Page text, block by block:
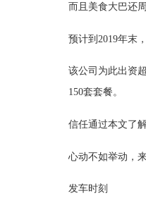
而且美食大巴还
预计到2019年末
该公司为此出资
150套套餐。
信任通过本文了
心动不如举动，
发车时刻